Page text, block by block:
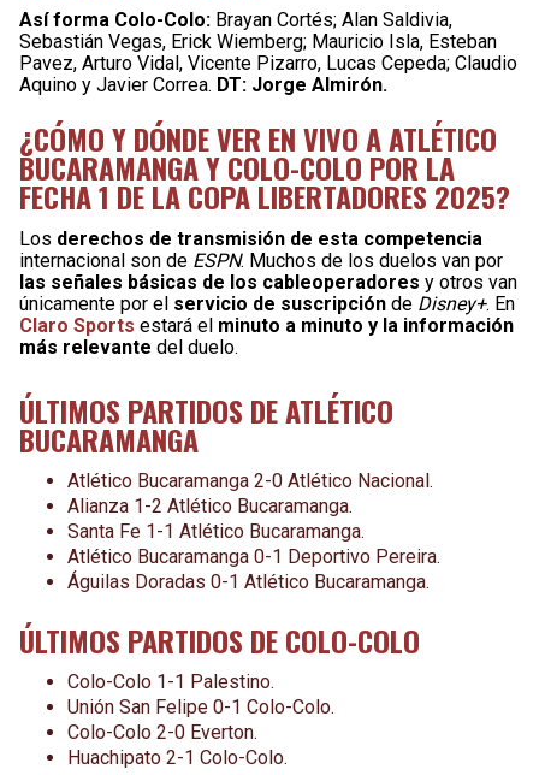
Así forma Colo-Colo: Brayan Cortés; Alan Saldivia,
Sebastián Vegas, Erick Wiemberg; Mauricio Isla, Esteban
Pavez, Arturo Vidal, Vicente Pizarro, Lucas Cepeda; Claudio
Aquino y Javier Correa. DT: Jorge Almirón.
¿CÓMO Y DÓNDE VER EN VIVO A ATLÉTICO
BUCARAMANGA Y COLO-COLO POR LA
FECHA 1 DE LA COPA LIBERTADORES 2025?
Los derechos de transmisión de esta competencia
internacional son de ESPN. Muchos de los duelos van por
las señales básicas de los cableoperadores y otros van
únicamente por el servicio de suscripción de Disney+. En
Claro Sports estará el minuto a minuto y la información
más relevante del duelo.
ÚLTIMOS PARTIDOS DE ATLÉTICO
BUCARAMANGA
Atlético Bucaramanga 2-0 Atlético Nacional.
Alianza 1-2 Atlético Bucaramanga.
Santa Fe 1-1 Atlético Bucaramanga.
Atlético Bucaramanga 0-1 Deportivo Pereira.
Águilas Doradas 0-1 Atlético Bucaramanga.
ÚLTIMOS PARTIDOS DE COLO-COLO
Colo-Colo 1-1 Palestino.
Unión San Felipe 0-1 Colo-Colo.
Colo-Colo 2-0 Everton.
Huachipato 2-1 Colo-Colo.